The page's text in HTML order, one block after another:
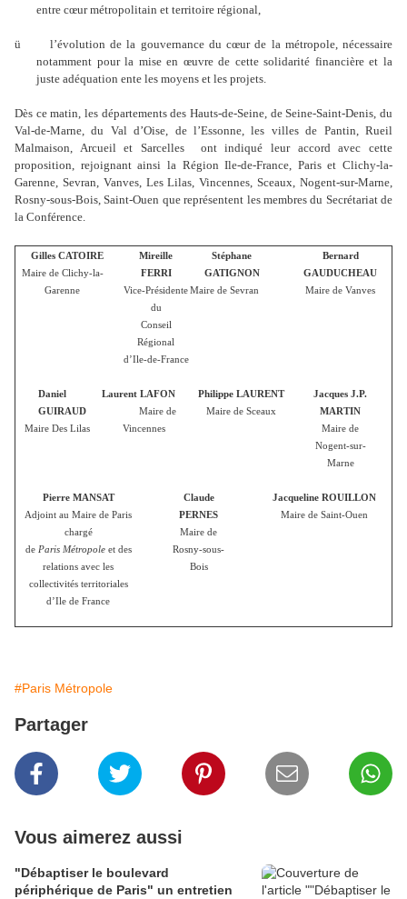
entre cœur métropolitain et territoire régional,
ü
l’évolution de la gouvernance du cœur de la métropole, nécessaire
notamment pour la mise en œuvre de cette solidarité financière et la
juste adéquation ente les moyens et les projets.
Dès ce matin, les départements des Hauts-de-Seine, de Seine-Saint-Denis, du
Val-de-Marne, du Val d’Oise, de l’Essonne, les villes de Pantin, Rueil
Malmaison, Arcueil et Sarcelles
ont indiqué leur accord avec cette
proposition, rejoignant ainsi la Région Ile-de-France, Paris et Clichy-la-
Garenne, Sevran, Vanves, Les Lilas, Vincennes, Sceaux, Nogent-sur-Marne,
Rosny-sous-Bois, Saint-Ouen que représentent les membres du Secrétariat de
la Conférence.
Gilles CATOIRE
Maire de Clichy-la-
Garenne
Mireille
FERRI
Vice-Présidente
du
Conseil
Régional
d’Ile-de-France
Stéphane
GATIGNON
Maire de Sevran
Bernard
GAUDUCHEAU
Maire de Vanves
Daniel
GUIRAUD
Maire Des Lilas
Laurent LAFON
Maire de
Vincennes
Philippe LAURENT
Maire de Sceaux
Jacques J.P.
MARTIN
Maire de
Nogent-sur-
Marne
Pierre MANSAT
Adjoint au Maire de Paris
chargé
de Paris Métropoleet des
relations avec les
collectivités territoriales
d’Ile de France
Claude
PERNES
Maire de
Rosny-sous-
Bois
Jacqueline ROUILLON
Maire de Saint-Ouen
#Paris Métropole
Partager
Vous aimerez aussi
"Débaptiser le boulevard
périphérique de Paris" un entretien